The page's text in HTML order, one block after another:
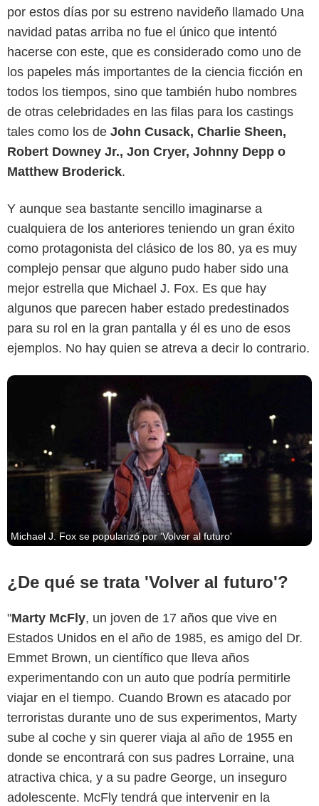
por estos días por su estreno navideño llamado Una
navidad patas arriba no fue el único que intentó
hacerse con este, que es considerado como uno de
los papeles más importantes de la ciencia ficción en
todos los tiempos, sino que también hubo nombres
de otras celebridades en las filas para los castings
tales como los de John Cusack, Charlie Sheen,
Robert Downey Jr., Jon Cryer, Johnny Depp o
Matthew Broderick.
Y aunque sea bastante sencillo imaginarse a
cualquiera de los anteriores teniendo un gran éxito
como protagonista del clásico de los 80, ya es muy
complejo pensar que alguno pudo haber sido una
mejor estrella que Michael J. Fox. Es que hay
algunos que parecen haber estado predestinados
para su rol en la gran pantalla y él es uno de esos
ejemplos. No hay quien se atreva a decir lo contrario.
Amblin Entertainment
Michael J. Fox se popularizó por 'Volver al futuro'
¿De qué se trata 'Volver al futuro'?
"Marty McFly, un joven de 17 años que vive en
Estados Unidos en el año de 1985, es amigo del Dr.
Emmet Brown, un científico que lleva años
experimentando con un auto que podría permitirle
viajar en el tiempo. Cuando Brown es atacado por
terroristas durante uno de sus experimentos, Marty
sube al coche y sin querer viaja al año de 1955 en
donde se encontrará con sus padres Lorraine, una
atractiva chica, y a su padre George, un inseguro
adolescente. McFly tendrá que intervenir en la